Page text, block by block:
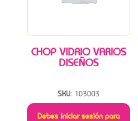
CHOP VIDRIO VARIOS
DISEÑOS
SKU: 103003
Debes iniciar sesión para